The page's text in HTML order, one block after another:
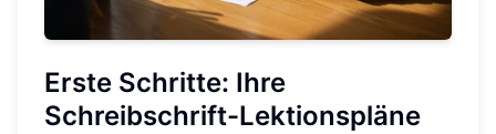
Erste Schritte: Ihre
Schreibschrift-Lektionspläne